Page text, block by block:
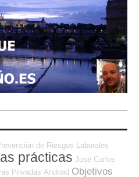
de Riesgos Laborales
prácticas José Carlos
Privadas Android Objetivos